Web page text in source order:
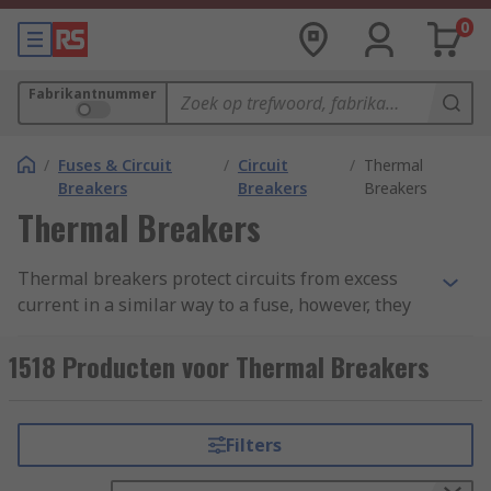
0
Fabrikantnummer
/ Fuses & Circuit
Breakers
/ Circuit
Breakers
/ Thermal
Breakers
Thermal Breakers
Thermal breakers protect circuits from excess
current in a similar way to a fuse, however, they
if tripped. Common types of thermal breakers
include thermal magnetic circuit breakers and
Types of Thermal Breakers
1518 Producten voor Thermal Breakers
Filters